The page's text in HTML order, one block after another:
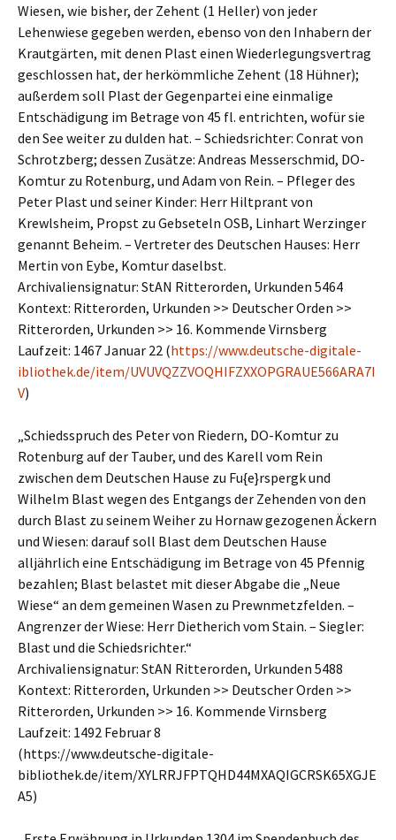
Wiesen, wie bisher, der Zehent (1 Heller) von jeder
Lehenwiese gegeben werden, ebenso von den Inhabern der
Krautgärten, mit denen Plast einen Wiederlegungsvertrag
geschlossen hat, der herkömmliche Zehent (18 Hühner);
außerdem soll Plast der Gegenpartei eine einmalige
Entschädigung im Betrage von 45 fl. entrichten, wofür sie
den See weiter zu dulden hat. – Schiedsrichter: Conrat von
Schrotzberg; dessen Zusätze: Andreas Messerschmid, DO-
Komtur zu Rotenburg, und Adam von Rein. – Pfleger des
Peter Plast und seiner Kinder: Herr Hiltprant von
Krewlsheim, Propst zu Gebseteln OSB, Linhart Werzinger
genannt Beheim. – Vertreter des Deutschen Hauses: Herr
Mertin von Eybe, Komtur daselbst.
Archivaliensignatur: StAN Ritterorden, Urkunden 5464
Kontext: Ritterorden, Urkunden >> Deutscher Orden >>
Ritterorden, Urkunden >> 16. Kommende Virnsberg
Laufzeit: 1467 Januar 22 (https://www.deutsche-digitale-
ibliothek.de/item/UVUVQZZVOQHIFZXXOPGRAUE566ARA7I
V)
„Schiedsspruch des Peter von Riedern, DO-Komtur zu
Rotenburg auf der Tauber, und des Karell vom Rein
zwischen dem Deutschen Hause zu Fu{e}rspergk und
Wilhelm Blast wegen des Entgangs der Zehenden von den
durch Blast zu seinem Weiher zu Hornaw gezogenen Äckern
und Wiesen: darauf soll Blast dem Deutschen Hause
alljährlich eine Entschädigung im Betrage von 45 Pfennig
bezahlen; Blast belastet mit dieser Abgabe die „Neue
Wiese“ an dem gemeinen Wasen zu Prewnmetzfelden. –
Angrenzer der Wiese: Herr Dietherich vom Stain. – Siegler:
Blast und die Schiedsrichter.“
Archivaliensignatur: StAN Ritterorden, Urkunden 5488
Kontext: Ritterorden, Urkunden >> Deutscher Orden >>
Ritterorden, Urkunden >> 16. Kommende Virnsberg
Laufzeit: 1492 Februar 8
(https://www.deutsche-digitale-
bibliothek.de/item/XYLRRJFPTQHD44MXAQIGCRSK65XGJE
A5)